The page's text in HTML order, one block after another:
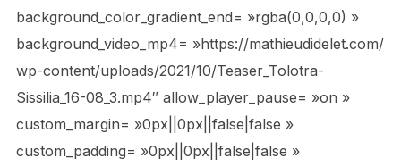
background_color_gradient_end= »rgba(0,0,0,0) »
background_video_mp4= »https://mathieudidelet.com/
wp-content/uploads/2021/10/Teaser_Tolotra-
Sissilia_16-08_3.mp4″ allow_player_pause= »on »
custom_margin= »0px||0px||false|false »
custom_padding= »0px||0px||false|false »